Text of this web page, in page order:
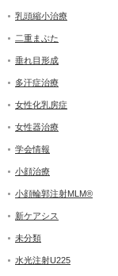
乳頭縮小治療
二重まぶた
垂れ目形成
多汗症治療
女性化乳房症
女性器治療
学会情報
小顔治療
小顔輪郭注射MLM®
新ケアシス
未分類
水光注射U225